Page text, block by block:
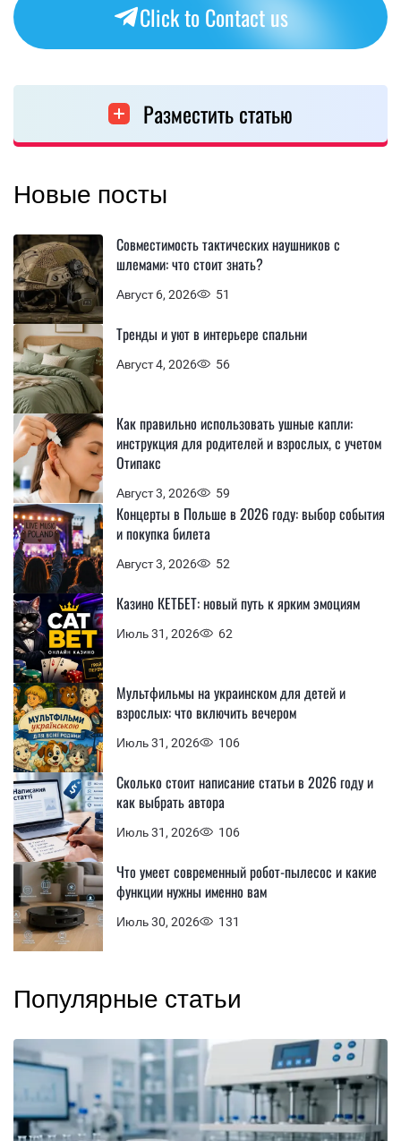
Click to Contact us
Разместить статью
Новые посты
Август 6, 2026 51
Совместимость тактических наушников с
шлемами: что стоит знать?
Август 4, 2026 56
Тренды и уют в интерьере спальни
Август 3, 2026 59
Как правильно использовать ушные капли:
инструкция для родителей и взрослых, с учетом
Отипакс
Август 3, 2026 52
Концерты в Польше в 2026 году: выбор события
и покупка билета
Июль 31, 2026 62
Казино КЕТБЕТ: новый путь к ярким эмоциям
Июль 31, 2026 106
Мультфильмы на украинском для детей и
взрослых: что включить вечером
Июль 31, 2026 106
Сколько стоит написание статьи в 2026 году и
как выбрать автора
Июль 30, 2026 131
Что умеет современный робот-пылесос и какие
функции нужны именно вам
Популярные статьи